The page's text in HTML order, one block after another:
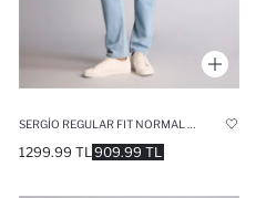
909.99 TL
1299.99 TL